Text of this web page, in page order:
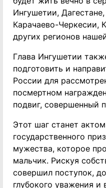
Ингушетии,
Карачаево-Черкесии,
других регионов
Глава Ингушетии
подготовить и
России для
посмертном
подвиг, совершенный
Этот шаг станет
государственного
мужества, которое
мальчик. Рискуя
совершил поступок,
глубокого уважения и